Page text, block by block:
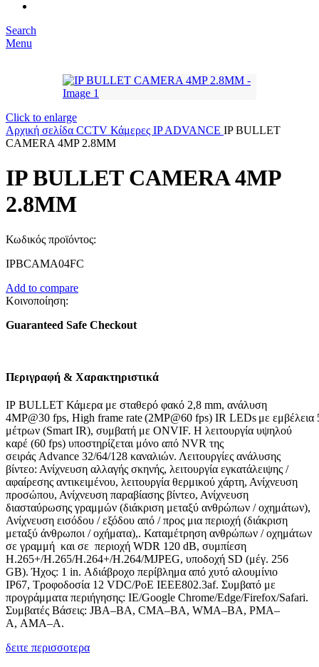
Search
Menu
Click to enlarge
Αρχική σελίδα CCTV Κάμερες IP ADVANCE IP BULLET
CAMERA 4MP 2.8MM
IP BULLET CAMERA 4MP
2.8MM
Κωδικός προϊόντος:
IPBCAMA04FC
Add to compare
Κοινοποίηση:
Guaranteed Safe Checkout
Περιγραφή & Χαρακτηριστικά
IP BULLET Κάμερα με σταθερό φακό 2,8 mm, ανάλυση
4MP@30 fps, High frame rate(2MP@60 fps) IR LEDs με εμβέλεια
μέτρων (SmartIR), συμβατή με ONVIF. Η λειτουργία υψηλού
καρέ (60 fps) υποστηρίζεται μόνο από NVR της
σειράς Advance 32/64/128 καναλιών. Λειτουργίες ανάλυσης
βίντεο: Ανίχνευση αλλαγής σκηνής, λειτουργία εγκατάλειψης /
αφαίρεσης αντικειμένου, λειτουργία θερμικού χάρτη, Ανίχνευση
προσώπου, Ανίχνευση παραβίασης βίντεο, Ανίχνευση
διασταύρωσης γραμμών (διάκριση μεταξύ ανθρώπων / οχημάτων),
Ανίχνευση εισόδου / εξόδου από / προς μια περιοχή (διάκριση
μεταξύ άνθρωποι / οχήματα),. Καταμέτρηση ανθρώπων / οχημάτων
σε γραμμή και σε περιοχή WDR 120 dB, συμπίεση
H.265+/H.265/H.264+/H.264/MJPEG, υποδοχή SD (μέγ. 256
GB). Ήχος: 1 in. Αδιάβροχο περίβλημα από χυτό αλουμίνιο
IP67, Τροφοδοσία 12 VDC/PoE IEEE802.3af. Συμβατό με
προγράμματα περιήγησης: IE/Google Chrome/Edge/Firefox/Safari.
Συμβατές Βάσεις: JBA–BA, CMA–BA, WMA–BA, PMA–
A, AMA–A.
δειτε περισσοτερα